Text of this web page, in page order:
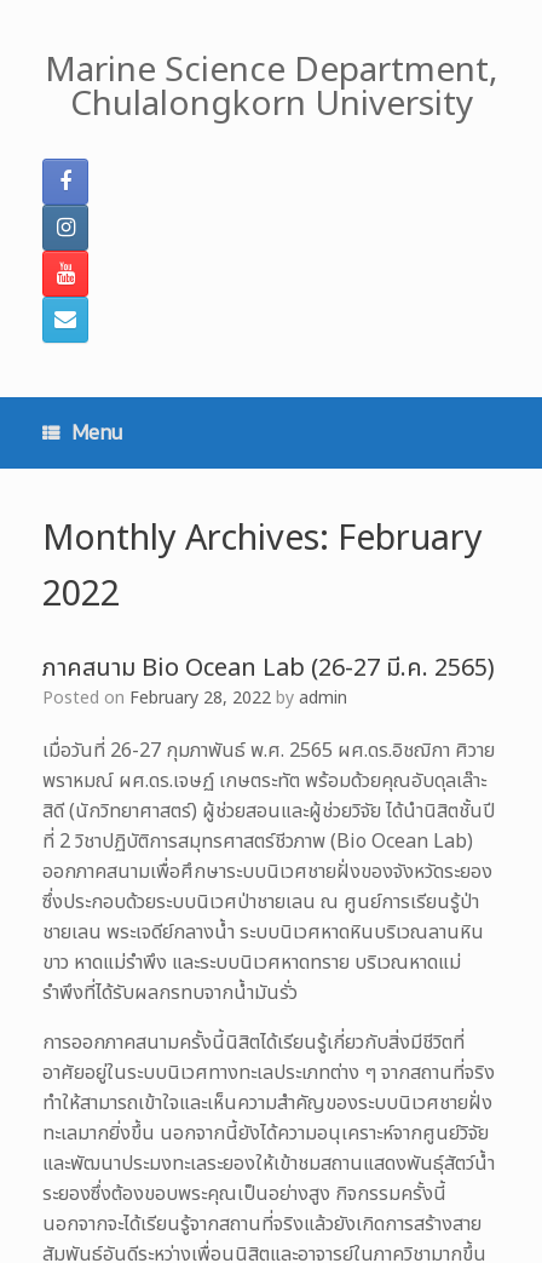
contentMarine Science Department,
Chulalongkorn University
Menu
Monthly Archives: February
2022
ภาคสนาม Bio Ocean Lab (26-27 มี.ค. 2565)
Posted on February 28, 2022byadmin
เมื่อวันที่ 26-27 กุมภาพันธ์ พ.ศ. 2565 ผศ.ดร.อิชฌิกา ศิวาย
พราหมณ์ ผศ.ดร.เจษฏ์ เกษตระทัต พร้อมด้วยคุณอับดุลเล๊าะ
สิดี (นักวิทยาศาสตร์) ผู้ช่วยสอนและผู้ช่วยวิจัย ได้นำนิสิตชั้นปี
ที่ 2 วิชาปฏิบัติการสมุทรศาสตร์ชีวภาพ (Bio Ocean Lab)
ออกภาคสนามเพื่อศึกษาระบบนิเวศชายฝั่งของจังหวัดระยอง
ซึ่งประกอบด้วยระบบนิเวศป่าชายเลน ณ ศูนย์การเรียนรู้ป่า
ชายเลน พระเจดีย์กลางน้ำ ระบบนิเวศหาดหินบริเวณลานหิน
ขาว หาดแม่รำพึง และระบบนิเวศหาดทราย บริเวณหาดแม่
รำพึงที่ได้รับผลกรทบจากน้ำมันรั่ว
การออกภาคสนามครั้งนี้นิสิตได้เรียนรู้เกี่ยวกับสิ่งมีชีวิตที่
อาศัยอยู่ในระบบนิเวศทางทะเลประเภทต่าง ๆ จากสถานที่จริง
ทำให้สามารถเข้าใจและเห็นความสำคัญของระบบนิเวศชายฝั่ง
ทะเลมากยิ่งขึ้น นอกจากนี้ยังได้ความอนุเคราะห์จากศูนย์วิจัย
และพัฒนาประมงทะเลระยองให้เข้าชมสถานแสดงพันธุ์สัตว์น้ำ
ระยองซึ่งต้องขอบพระคุณเป็นอย่างสูง กิจกรรมครั้งนี้
นอกจากจะได้เรียนรู้จากสถานที่จริงแล้วยังเกิดการสร้างสาย
สัมพันธ์อันดีระหว่างเพื่อนนิสิตและอาจารย์ในภาควิชามากขึ้น